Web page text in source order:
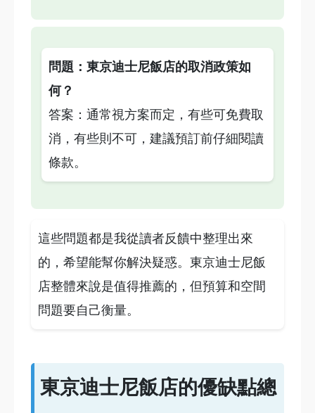
問題：東京迪士尼飯店的取消政策如
何？
答案：通常視方案而定，有些可免費取
消，有些則不可，建議預訂前仔細閱讀
條款。
這些問題都是我從讀者反饋中整理出來
的，希望能幫你解決疑惑。東京迪士尼飯
店整體來說是值得推薦的，但預算和空間
問題要自己衡量。
東京迪士尼飯店的優缺點總